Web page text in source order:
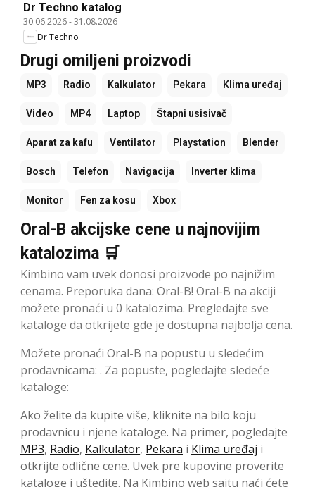
Dr Techno katalog
30.06.2026-31.08.2026
Dr Techno
Drugi omiljeni proizvodi
MP3 Radio Kalkulator Pekara Klima uređaj
Video MP4 Laptop Štapni usisivač
Aparat za kafu Ventilator Playstation Blender
Bosch Telefon Navigacija Inverter klima
Monitor Fen za kosu Xbox
Oral-B akcijske cene u najnovijim
katalozima 🛒
Kimbino vam uvek donosi proizvode po najnižim
cenama. Preporuka dana: Oral-B! Oral-B na akciji
možete pronaći u 0 katalozima. Pregledajte sve
kataloge da otkrijete gde je dostupna najbolja cena.
Možete pronaći Oral-B na popustu u sledećim
prodavnicama: . Za popuste, pogledajte sledeće
kataloge:
Ako želite da kupite više, kliknite na bilo koju
prodavnicu i njene kataloge. Na primer, pogledajte
MP3, Radio, Kalkulator, Pekara i Klima uređaj i
otkrijte odlične cene. Uvek pre kupovine proverite
kataloge i uštedite. Na Kimbino web sajtu naći ćete